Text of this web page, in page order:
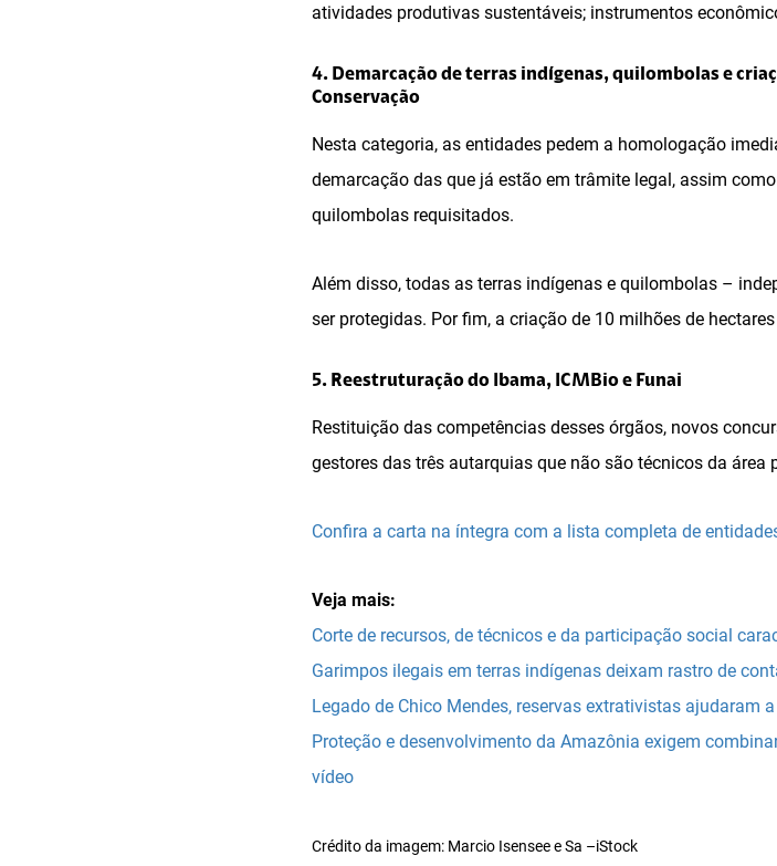
atividades produtivas sustentáveis; instrumentos
4. Demarcação de terras indígenas, quilombolas e
Conservação
Nesta categoria, as entidades pedem a homologação
demarcação das que já estão em trâmite legal, assim
quilombolas requisitados.
Além disso, todas as terras indígenas e quilombolas –
ser protegidas. Por fim, a criação de 10 milhões de
5. Reestruturação do Ibama, ICMBio e Funai
Restituição das competências desses órgãos, novos
gestores das três autarquias que não são técnicos da área
Confira a carta na íntegra com a lista completa de
Veja mais:
Corte de recursos, de técnicos e da participação social
Garimpos ilegais em terras indígenas deixam rastro de
Legado de Chico Mendes, reservas extrativistas ajudaram
Proteção e desenvolvimento da Amazônia exigem
vídeo
Crédito da imagem: Marcio Isensee e Sa –iStock